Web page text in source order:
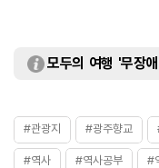
모두의 여행 '무장
#관광지 #광주향교
#역사 #역사공부 #